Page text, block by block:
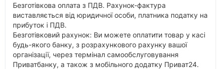
Безготівкова оплата з ПДВ. Рахунок-фактура
виставляється від юридичної особи, платника податку на
прибуток і ПДВ.
Безготівковий рахунок: Ви можете оплатити товар у касі
будь-якого банку, з розрахункового рахунку вашої
організації, через термінал самообслуговування
Приватбанку, а також з мобільного додатку Приват24.